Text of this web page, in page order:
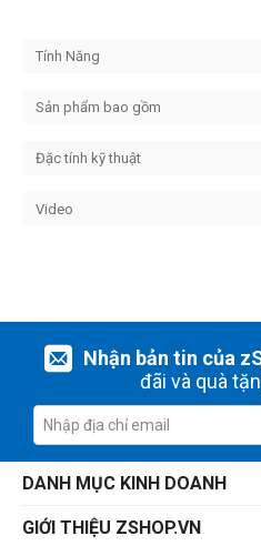
Tính Năng
Sản phẩm bao gồm
Đặc tính kỹ thuật
Video
Nhận bản tin của
đãi và quà
DANH MỤC KINH DOANH
GIỚI THIỆU ZSHOP.VN